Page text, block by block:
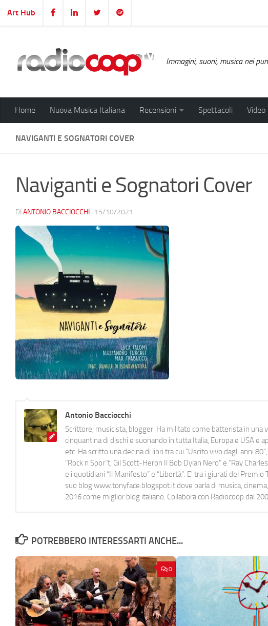
Salta al contenuto
Art Hub
Immagini, suoni, musica nei
Home Nuova Musica Italiana Recensioni Spettacoli Video
NAVIGANTI E SOGNATORI COVER
Naviganti e Sognatori Cover
DI ANTONIO BACCIOCCHI · 15/10/2021
Antonio Bacciocchi
Scrittore, musicista, blogger. Ha militato come batterista in una
cinquantina di dischi e suonando in tutta Italia, Europa e USA e
etc. Ha scritto una decina di libri tra cui "Uscito vivo dagli anni
"Rock n Spor"t, Gil Scott-Heron Il Bob Dylan Nero" e "Ray
e i quotidiani “Il Manifesto” e “Libertà”. E' tra i giurati del
suo blog www.tonyface.blogspot.it dove parla di musica,
2016 come miglior blog italiano. Collabora con Radiocoop dal
POTREBBERO INTERESSARTI ANCHE...
0